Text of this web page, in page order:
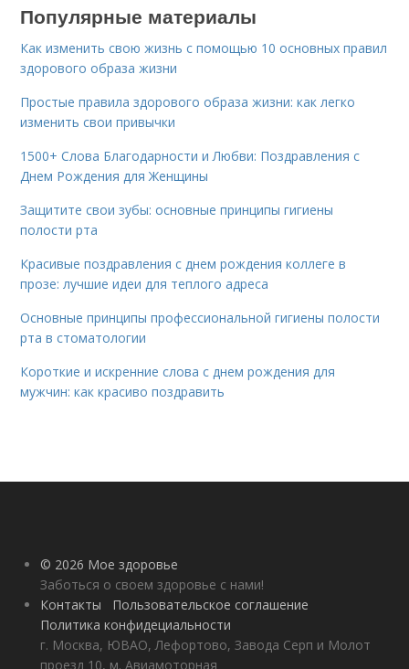
Популярные материалы
Как изменить свою жизнь с помощью 10 основных правил
здорового образа жизни
Простые правила здорового образа жизни: как легко
изменить свои привычки
1500+ Слова Благодарности и Любви: Поздравления с
Днем Рождения для Женщины
Защитите свои зубы: основные принципы гигиены
полости рта
Красивые поздравления с днем рождения коллеге в
прозе: лучшие идеи для теплого адреса
Основные принципы профессиональной гигиены полости
рта в стоматологии
Короткие и искренние слова с днем рождения для
мужчин: как красиво поздравить
© 2026 Мое здоровье
Заботься о своем здоровье с нами!
Контакты
Пользовательское соглашение
Политика конфидециальности
г. Москва, ЮВАО, Лефортово, Завода Серп и Молот
проезд 10, м. Авиамоторная